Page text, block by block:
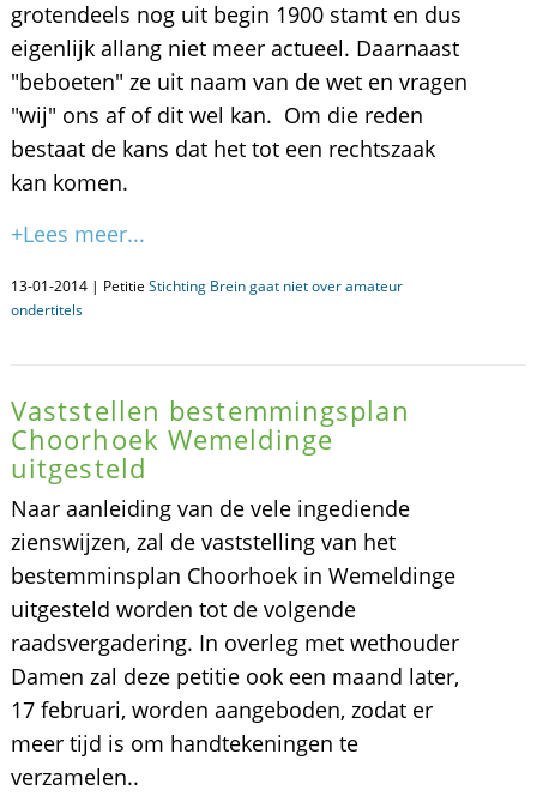
grotendeels nog uit begin 1900 stamt en dus
eigenlijk allang niet meer actueel. Daarnaast
"beboeten" ze uit naam van de wet en vragen
"wij" ons af of dit wel kan. Om die reden
bestaat de kans dat het tot een rechtszaak
kan komen.
+Lees meer...
13-01-2014 | Petitie Stichting Brein gaat niet over amateur
ondertitels
Vaststellen bestemmingsplan
Choorhoek Wemeldinge
uitgesteld
Naar aanleiding van de vele ingediende
zienswijzen, zal de vaststelling van het
bestemminsplan Choorhoek in Wemeldinge
uitgesteld worden tot de volgende
raadsvergadering. In overleg met wethouder
Damen zal deze petitie ook een maand later,
17 februari, worden aangeboden, zodat er
meer tijd is om handtekeningen te
verzamelen..